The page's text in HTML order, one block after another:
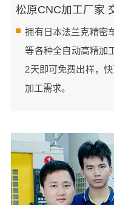
松原CNC加工厂家
拥有日本法兰克精密
等各种全自动高精加
2天即可免费出样，
加工需求。